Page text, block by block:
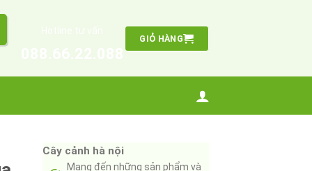
GIỎ HÀNG
Cây cảnh hà nội
Mang đến những sản phẩm và